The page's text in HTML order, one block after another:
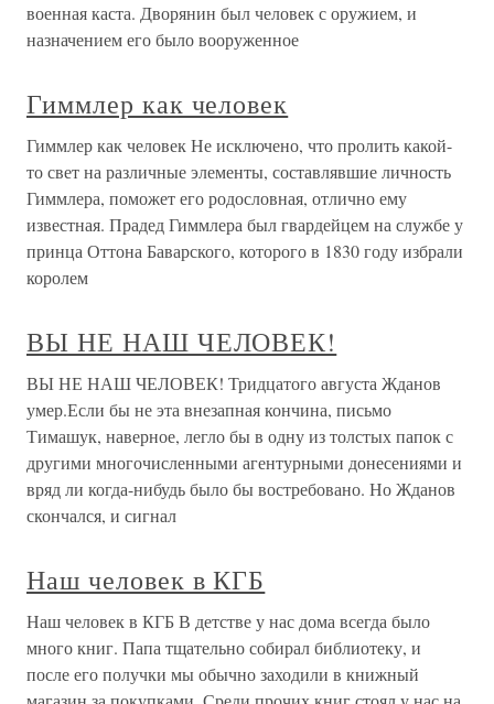
военная каста. Дворянин был человек с оружием, и
назначением его было вооруженное
Гиммлер как человек
Гиммлер как человек Не исключено, что пролить какой-
то свет на различные элементы, составлявшие личность
Гиммлера, поможет его родословная, отлично ему
известная. Прадед Гиммлера был гвардейцем на службе у
принца Оттона Баварского, которого в 1830 году избрали
королем
ВЫ НЕ НАШ ЧЕЛОВЕК!
ВЫ НЕ НАШ ЧЕЛОВЕК! Тридцатого августа Жданов
умер.Если бы не эта внезапная кончина, письмо
Тимашук, наверное, легло бы в одну из толстых папок с
другими многочисленными агентурными донесениями и
вряд ли когда-нибудь было бы востребовано. Но Жданов
скончался, и сигнал
Наш человек в КГБ
Наш человек в КГБ В детстве у нас дома всегда было
много книг. Папа тщательно собирал библиотеку, и
после его получки мы обычно заходили в книжный